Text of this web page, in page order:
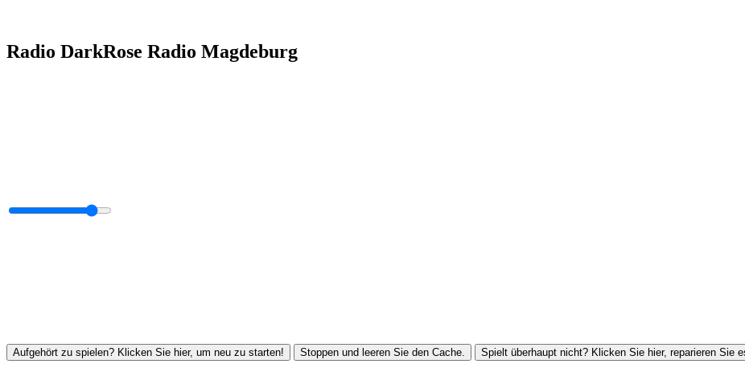
Radio DarkRose Radio Magdeburg
Aufgehört zu spielen? Klicken Sie hier, um neu zu starten! Stoppen und leeren Sie den Cache. Spielt überhaupt nicht? Klicken Sie hier, reparieren Sie